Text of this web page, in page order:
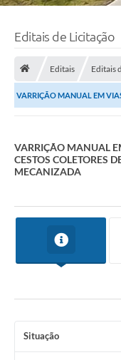
Editais de Licitação
Editais Editais
VARRIÇÃO MANUAL EM
VARRIÇÃO MANUAL
CESTOS COLETORES
MECANIZADA
Situação